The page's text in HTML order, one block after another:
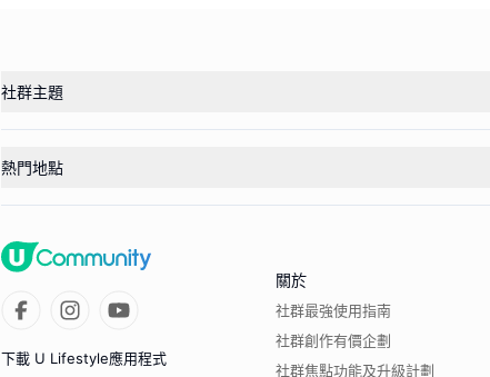
社群主題
熱門地點
下載 U Lifestyle應用程式
關於
社群最強使用指南
社群創作有價企劃
社群焦點功能及升級計劃